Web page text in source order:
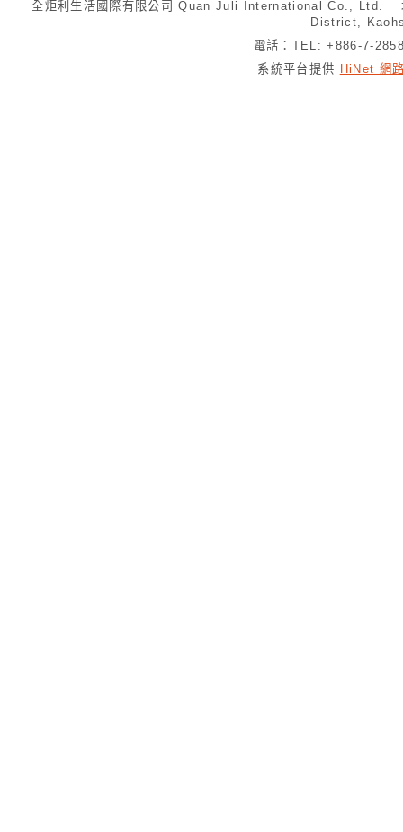
全炬利生活國際有限公司 Quan Juli International Co., Ltd.
District,
電話：TEL: +886-7-
系統平台提供 HiNet 網